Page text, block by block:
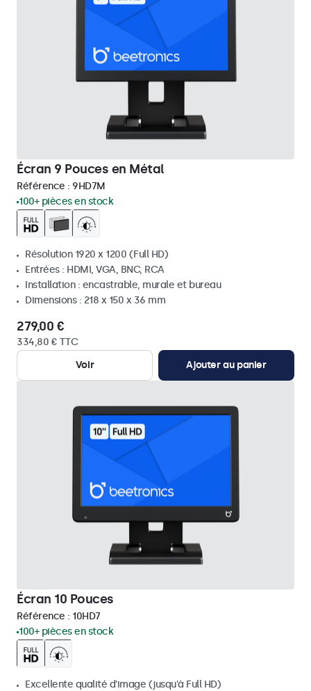
Écran 9 Pouces en Métal
Référence : 9HD7M
100+ pièces en stock
Résolution 1920 x 1200 (Full HD)
Entrées : HDMI, VGA, BNC, RCA
Installation : encastrable, murale et bureau
Dimensions : 218 x 150 x 36 mm
279,00 €
334,80 € TTC
Voir
Ajouter au panier
Écran 10 Pouces
Référence : 10HD7
100+ pièces en stock
Excellente qualité d'image (jusqu'à Full HD)